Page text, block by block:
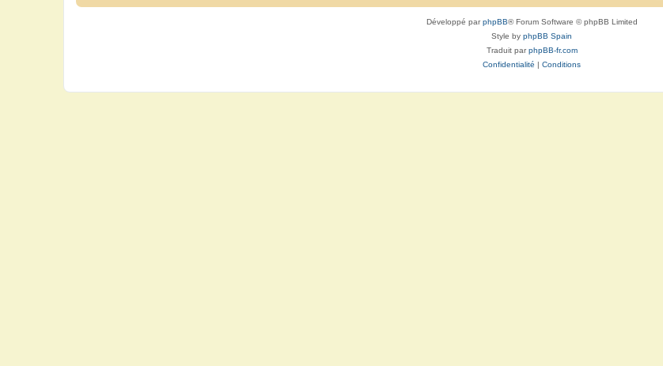
Développé parphpBB® Forum Software © phpBB Limited
Style by phpBB Spain
Traduit parphpBB-fr.com
Confidentialité | Conditions